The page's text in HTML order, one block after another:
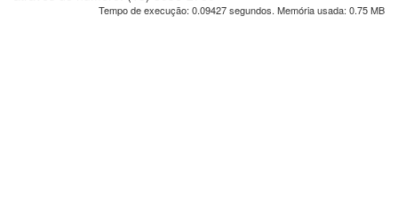
Tempo de execução: 0.09427 segundos. Memória usada: 0.75 MB